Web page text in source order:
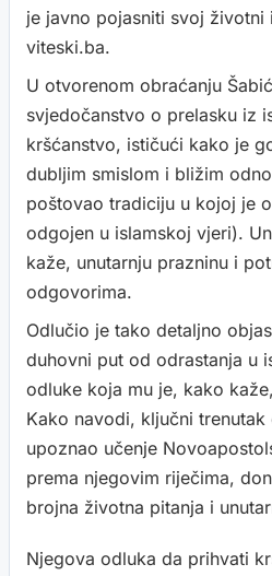
je javno pojasniti svoj životni
viteski.ba.
U otvorenom obraćanju
svjedočanstvo o prelasku iz
kršćanstvo, ističući kako je
dubljim smislom i bližim
poštovao tradiciju u kojoj je
odgojen u islamskoj vjeri).
kaže, unutarnju prazninu i
odgovorima.
Odlučio je tako detaljno
duhovni put od odrastanja u
odluke koja mu je, kako
Kako navodi, ključni
upoznao učenje
prema njegovim riječima,
brojna životna pitanja i
Njegova odluka da prihvati